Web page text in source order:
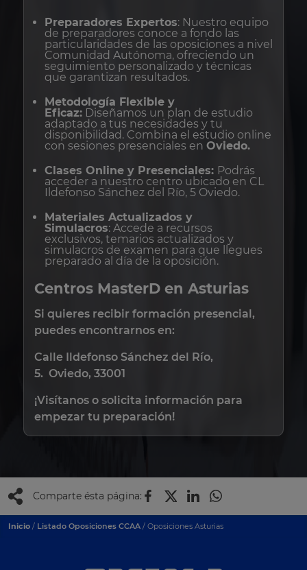
Preparadores Expertos: Nuestro equipo
de preparadores conoce a fondo las
particularidades de las oposiciones a nivel
Comunidad Autónoma, ofreciendo un
seguimiento personalizado y técnicas
que garantizan resultados.
Metodología Flexible y
Eficaz:Diseñamos un plan de estudio
adaptado a tus necesidades y tu
disponibilidad. Combina el estudio online
con sesiones presenciales en Oviedo.
Clases Online y Presenciales: Podrás
acceder a nuestro centro ubicado en CL
Ildefonso Sánchez del Río, 5 Oviedo.
Materiales Actualizados y
Simulacros: Accede a recursos
exclusivos, temarios actualizados y
simulacros de examen para que llegues
preparado al día de la oposición.
Centros MasterD en Asturias
Si quieres recibir formación presencial,
puedes encontrarnos en:
Calle Ildefonso Sánchez del Río,
5. Oviedo, 33001
¡Visítanos o solicita información para
empezar tu preparación!
Comparte ésta página:
Inicio / Listado Oposiciones CCAA / Oposiciones Asturias